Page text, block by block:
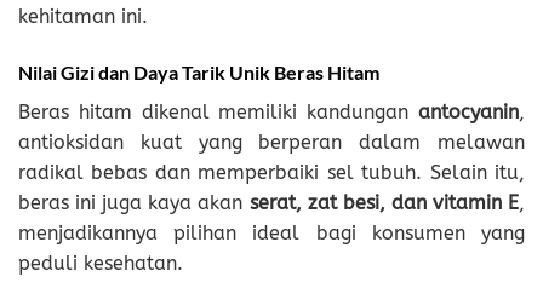
kehitaman ini.
Nilai Gizi dan Daya Tarik Unik Beras Hitam
Beras hitam dikenal memiliki kandungan antocyanin,
antioksidan kuat yang berperan dalam melawan
radikal bebas dan memperbaiki sel tubuh. Selain itu,
beras ini juga kaya akan serat, zat besi, dan vitamin E,
menjadikannya pilihan ideal bagi konsumen yang
peduli kesehatan.